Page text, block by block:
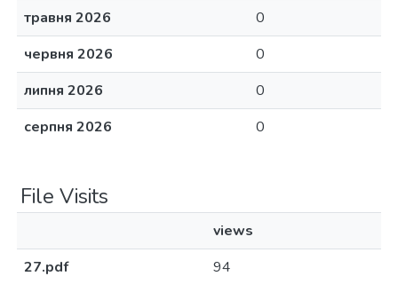
травня 2026
0
червня 2026
0
липня 2026
0
серпня 2026
0
File Visits
views
27.pdf
94